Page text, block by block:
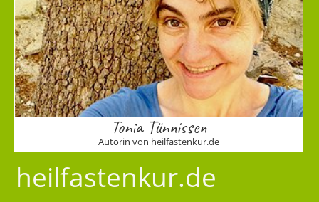
Tonia Tünnissen
Autorin von heilfastenkur.de
heilfastenkur.de